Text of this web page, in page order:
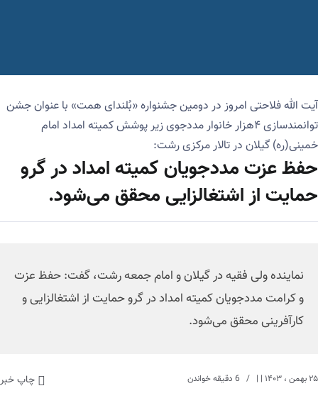
آیت الله فلاحتی امروز در دومین جشنواره «بُلندای همت» با عنوان جشن
توانمندسازی ۴هزار خانوار مددجوی زیر پوشش کمیته امداد امام
خمینی(ره) گیلان در تالار مرکزی رشت:
حفظ عزت مددجویان کمیته امداد در گرو
حمایت از اشتغالزایی محقق می‌شود.
نماینده ولی فقیه در گیلان و امام جمعه رشت، گفت: حفظ عزت
و کرامت مددجویان کمیته امداد در گرو حمایت از اشتغالزایی و
کارآفرینی محقق می‌شود.
۲۵ بهمن ، ۱۴۰۳ | | چاپ خبر